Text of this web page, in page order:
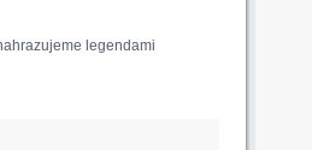
legendami